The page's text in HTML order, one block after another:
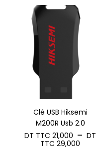
Clé USB Hiksemi
M200R Usb 2.0
DT TTC 21,000 – DT
TTC 29,000